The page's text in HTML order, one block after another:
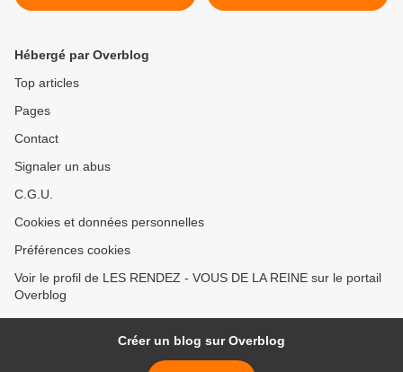
30 août 2010 >
Hébergé par Overblog
Top articles
Pages
Contact
Signaler un abus
C.G.U.
Cookies et données personnelles
Préférences cookies
Voir le profil de LES RENDEZ - VOUS DE LA REINE sur le portail
Overblog
Créer un blog sur Overblog